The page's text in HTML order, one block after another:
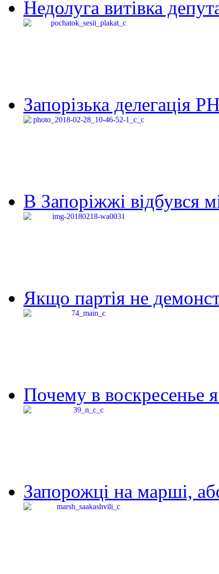
Недолуга витівка
Запорізька делегація
В Запоріжжі відбувся
Якщо партія не
Почему в воскресенье
Запорожці на марші,